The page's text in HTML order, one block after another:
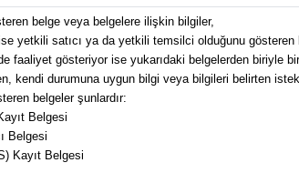
belge veya belgelere ilişkin bilgiler,
yetkili satıcı ya da yetkili temsilci olduğunu
faaliyet gösteriyor ise yukarıdaki belgelerden biriyle
kendi durumuna uygun bilgi veya bilgileri belirten
belgeler şunlardır:
Belgesi
Belgesi
Kayıt Belgesi